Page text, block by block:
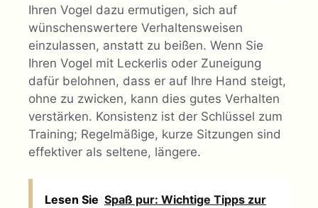
Ihren Vogel dazu ermutigen, sich auf
wünschenswertere Verhaltensweisen
einzulassen, anstatt zu beißen. Wenn Sie
Ihren Vogel mit Leckerlis oder Zuneigung
dafür belohnen, dass er auf Ihre Hand steigt,
ohne zu zwicken, kann dies gutes Verhalten
verstärken. Konsistenz ist der Schlüssel zum
Training; Regelmäßige, kurze Sitzungen sind
effektiver als seltene, längere.
Lesen Sie Spaß pur: Wichtige Tipps zur